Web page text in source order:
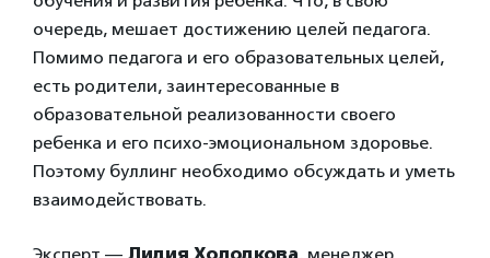
очередь, мешает достижению целей педагога.
Помимо педагога и его образовательных целей,
есть родители, заинтересованные в
образовательной реализованности своего
ребенка и его психо-эмоциональном здоровье.
Поэтому буллинг необходимо обсуждать и уметь
взаимодействовать.